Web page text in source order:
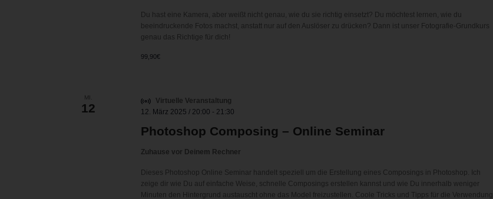
Du hast eine Kamera, aber weißt nicht genau, wie du sie richtig einsetzt? Du möchtest lernen, wie du
beeindruckende Fotos machst, anstatt nur auf den Auslöser zu drücken? Dann ist unser Fotografie-Grundkurs
genau das Richtige für dich!
99,90€
MI.
12
Photoshop Composing – Online Seminar
12. März 2025 / 20:00 - 21:30
Zuhause vor Deinem Rechner
Virtuelle Veranstaltung
Dieses Photoshop Online Seminar handelt speziell um die Erstellung eines Composings in Photoshop. Ich
zeige dir wie Du auf einfache Weise, schnelle Composings erstellen kannst und wie Du innerhalb weniger
Minuten den Hintergrund austauscht ohne das Model freizustellen. Coole Tricks und Tipps für die Verwendung